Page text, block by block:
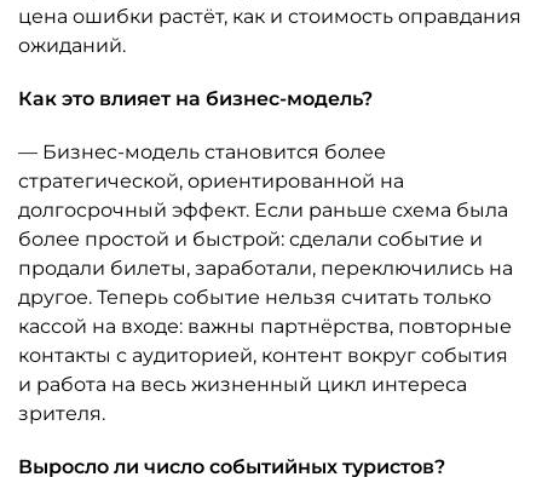
цена ошибки растёт, как и стоимость оправдания
ожиданий.
Как это влияет на бизнес-модель?
— Бизнес-модель становится более
стратегической, ориентированной на
долгосрочный эффект. Если раньше схема была
более простой и быстрой: сделали событие и
продали билеты, заработали, переключились на
другое. Теперь событие нельзя считать только
кассой на входе: важны партнёрства, повторные
контакты с аудиторией, контент вокруг события
и работа на весь жизненный цикл интереса
зрителя.
Выросло ли число событийных туристов?